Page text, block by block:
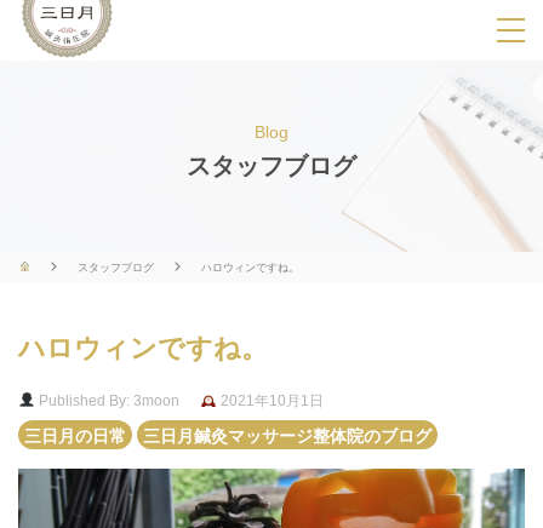
SPメニ
ー
展
用
ボ
Blog
スタッフブログ
スタッフブログ ハロウィンですね。
ハロウィンですね。
Published By: 3moon
2021年10月1日
三日月の日常
三日月鍼灸マッサージ整体院のブログ